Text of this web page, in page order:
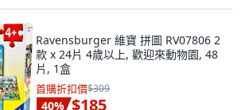
Ravensburger 維寶 拼圖 RV07806 2
款 x 24片 4歲以上, 歡迎來動物園, 48
片, 1盒
首購折扣價$309
40% $185